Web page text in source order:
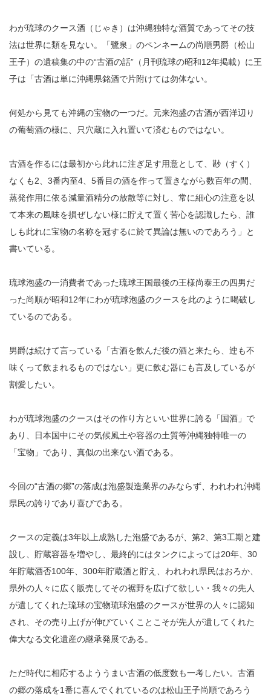
わが琉球のクース酒（じゃき）は沖縄独特な酒質であってその技
法は世界に類を見ない。「鷺泉」のペンネームの尚順男爵（松山
王子）の遺稿集の中の“古酒の話”（月刊琉球の昭和12年掲載）に王
子は「古酒は単に沖縄県銘酒で片附けては勿体ない。
何処から見ても沖縄の宝物の一つだ。元来泡盛の古酒が西洋辺り
の葡萄酒の様に、只穴蔵に入れ置いて済むものではない。
古酒を作るには最初から此れに注ぎ足す用意として、尠（すく）
なくも2、3番内至4、5番目の酒を作って置きながら数百年の間、
蒸発作用に依る減量酒精分の放散等に対し、常に細心の注意を以
て本来の風味を損ぜしない様に貯えて置く苦心を認識したら、誰
しも此れに宝物の名称を冠するに於て異論は無いのであろう」と
書いている。
琉球泡盛の一消費者であった琉球王国最後の王様尚泰王の四男だ
った尚順が昭和12年にわが琉球泡盛のクースを此のように喝破し
ているのである。
男爵は続けて言っている「古酒を飲んだ後の酒と来たら、迚も不
味くって飲まれるものではない」更に飲む器にも言及しているが
割愛したい。
わが琉球泡盛のクースはその作り方といい世界に誇る「国酒」で
あり、日本国中にその気候風土や容器の土質等沖縄独特唯一の
「宝物」であり、真似の出来ない酒である。
今回の“古酒の郷”の落成は泡盛製造業界のみならず、われわれ沖縄
県民の誇りであり喜びである。
クースの定義は3年以上成熟した泡盛であるが、第2、第3工期と建
設し、貯蔵容器を増やし、最終的にはタンクによっては20年、30
年貯蔵酒否100年、300年貯蔵酒と貯え、われわれ県民はおろか、
県外の人々に広く販売してその裾野を広げて欲しい・我々の先人
が遺してくれた琉球の宝物琉球泡盛のクースが世界の人々に認知
され、その売り上げが伸びていくことこそが先人が遺してくれた
偉大なる文化遺産の継承発展である。
ただ時代に相応するよううまい古酒の低度数も一考したい。古酒
の郷の落成を1番に喜んでくれているのは松山王子尚順であろう